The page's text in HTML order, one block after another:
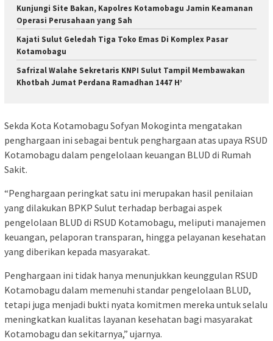
Kunjungi Site Bakan, Kapolres Kotamobagu Jamin Keamanan
Operasi Perusahaan yang Sah
Kajati Sulut Geledah Tiga Toko Emas Di Komplex Pasar
Kotamobagu
Safrizal Walahe Sekretaris KNPI Sulut Tampil Membawakan
Khotbah Jumat Perdana Ramadhan 1447 H’
Sekda Kota Kotamobagu Sofyan Mokoginta mengatakan
penghargaan ini sebagai bentuk penghargaan atas upaya RSUD
Kotamobagu dalam pengelolaan keuangan BLUD di Rumah
Sakit.
“Penghargaan peringkat satu ini merupakan hasil penilaian
yang dilakukan BPKP Sulut terhadap berbagai aspek
pengelolaan BLUD di RSUD Kotamobagu, meliputi manajemen
keuangan, pelaporan transparan, hingga pelayanan kesehatan
yang diberikan kepada masyarakat.
Penghargaan ini tidak hanya menunjukkan keunggulan RSUD
Kotamobagu dalam memenuhi standar pengelolaan BLUD,
tetapi juga menjadi bukti nyata komitmen mereka untuk selalu
meningkatkan kualitas layanan kesehatan bagi masyarakat
Kotamobagu dan sekitarnya,” ujarnya.